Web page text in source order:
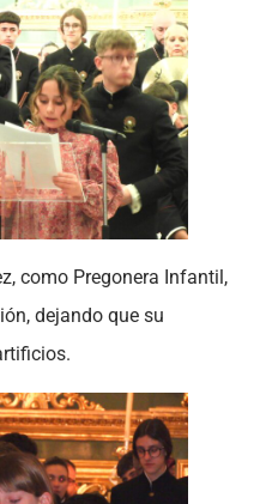
como Pregonera Infantil,
dejando que su